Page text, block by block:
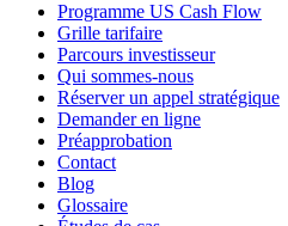
Programme US Cash Flow
Grille tarifaire
Parcours investisseur
Qui sommes-nous
Réserver un appel stratégique
Demander en ligne
Préapprobation
Contact
Blog
Glossaire